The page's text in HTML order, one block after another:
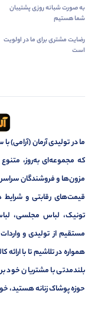
به صورت شبانه روزی پشتیبان
شما هستیم
رضایت مشتری برای ما در اولویت
است
ما در تولیدی آرمان (آرامی)
که مجموعه‌ای به‌روز، متنوع
مزون‌ها و فروشندگان
قیمت‌های رقابتی و
تونیک، لباس مجلسی،
مستقیم از تولیدی و
همواره در تلاشیم تا با
بلندمدتی با مشتریان خود
حوزه پوشاک زنانه هستید،